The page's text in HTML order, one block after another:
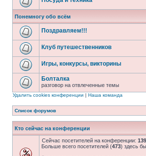
Понемногу обо всём
Поздравляем!!!
Клуб путешественников
Игры, конкурсы, викторины
Болталка
разговор на отвлеченные темы
Удалить cookies конференции | Наша команда
Список форумов
Кто сейчас на конференции
Сейчас посетителей на конференции: 139
Больше всего посетителей (473) здесь